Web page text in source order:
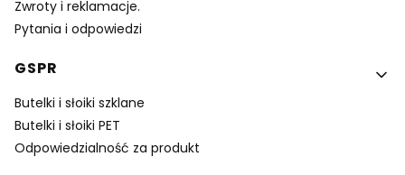
Zwroty i reklamacje.
Pytania i odpowiedzi
GSPR
Butelki i słoiki szklane
Butelki i słoiki PET
Odpowiedzialność za produkt